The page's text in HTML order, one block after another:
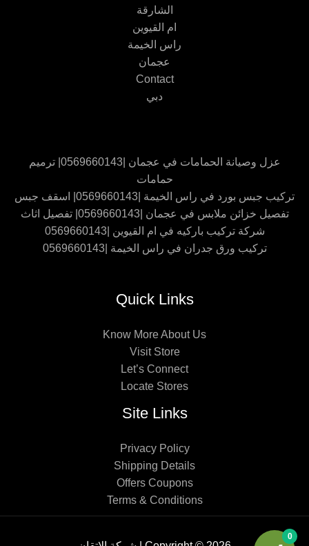
الشارقة
ام القيوين
راس الخيمة
عجمان
Contact
دبي
عزل وصيانة الحمامات في عجمان |0569660143| ترميم
حمامات
تركيب جبس بورد في راس الخيمة |0569660143| اسقف جبس
تفصيل خزائن ملابس في عجمان |0569660143| تفصيل اثاث
شركة تركيب باركيه في ام القيوين |0569660143
تركيب ورق جدران في راس الخيمة |0569660143
Quick Links
Know More About Us
Visit Store
Let’s Connect
Locate Stores
Site Links
Privacy Policy
Shipping Details
Offers Coupons
Terms & Conditions
0